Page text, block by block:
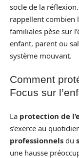
socle de la
rappellent combien
familiales pèse sur
enfant, parent ou
système mouvant.
Comment
Focus sur
La protection de
s’exerce au
professionnels du
une hausse